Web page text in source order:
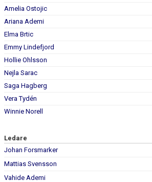
Amelia Ostojic
Ariana Ademi
Elma Brtic
Emmy Lindefjord
Hollie Ohlsson
Nejla Sarac
Saga Hagberg
Vera Tydén
Winnie Norell
Ledare
Johan Forsmarker
Mattias Svensson
Vahide Ademi